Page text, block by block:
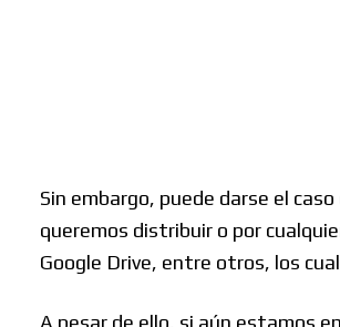
Sin embargo, puede darse el
queremos distribuir o por
Google Drive, entre otros, los
A pesar de ello, si aún estamos